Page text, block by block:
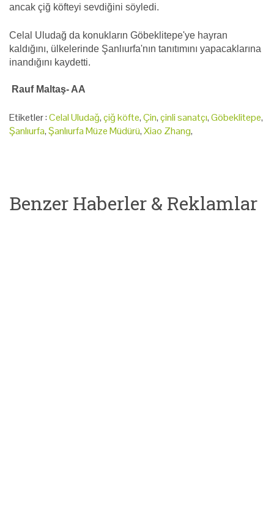
ancak çiğ köfteyi sevdiğini söyledi.
Celal Uludağ da konukların Göbeklitepe'ye hayran
kaldığını, ülkelerinde Şanlıurfa'nın tanıtımını yapacaklarına
inandığını kaydetti.
Rauf Maltaş- AA
Etiketler :Celal Uludağ,çiğ köfte,Çin,çinli sanatçı,Göbeklitepe,
Şanlıurfa,Şanlıurfa Müze Müdürü,Xiao Zhang,
Benzer Haberler & Reklamlar